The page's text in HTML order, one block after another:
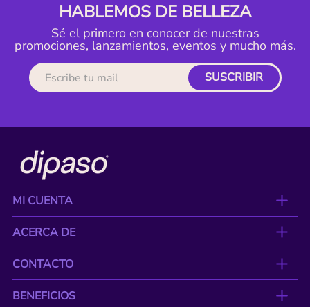
HABLEMOS DE BELLEZA
Sé el primero en conocer de nuestras
promociones, lanzamientos, eventos y mucho más.
SUSCRIBIR
MI CUENTA
ACERCA DE
CONTACTO
BENEFICIOS